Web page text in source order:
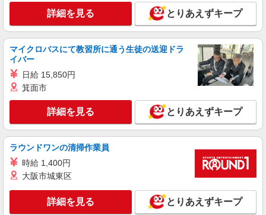
時給1500円〜2150円 ＜日払い有/週払い有/交
通費全支給(ガソリン代含む)＞
橋本市内
キープ 詳細を見る
派遣社員
株式会社kotrio /●NR-H-1882786
紀伊山田駅すぐ⇒キレイな病院で介護補助/事
務作業など
時給1500円〜2125円 ＜日払い有/週払い有/交
キープ 詳細を見る
詳細を見る とりあえずキープ
マイクロバスにて教習所に通う生徒の送迎ドラ
イバー
日給 15,850円
箕面市
詳細を見る とりあえずキープ
ラウンドワンの清掃作業員
時給 1,400円
大阪市城東区
詳細を見る とりあえずキープ